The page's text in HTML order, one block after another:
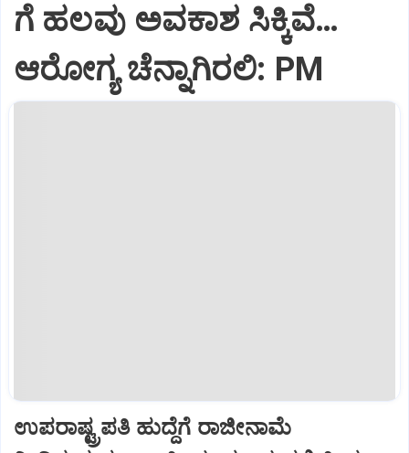
ಗೆ ಹಲವು ಅವಕಾಶ ಸಿಕ್ಕಿವೆ…
ಆರೋಗ್ಯ ಚೆನ್ನಾಗಿರಲಿ: PM
ಉಪರಾಷ್ಟ್ರಪತಿ ಹುದ್ದೆಗೆ ರಾಜೀನಾಮೆ